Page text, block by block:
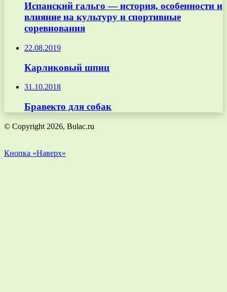
Испанский гальго — история, особенности и
влияние на культуру и спортивные
соревнования
22.08.2019
Карликовый шпиц
31.10.2018
Бравекто для собак
© Copyright 2026, Bulac.ru
Кнопка «Наверх»